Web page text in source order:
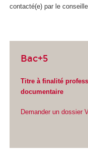
contacté(e) par le
Bac+5
Titre à finalité
documentaire
Demander un dossier